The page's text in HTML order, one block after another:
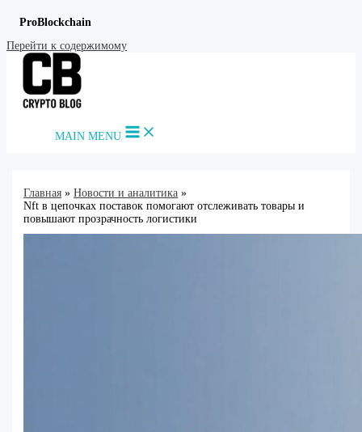
ProBlockchain
Перейти к содержимому
MAIN MENU
Главная
Новости и аналитика
Nft в цепочках поставок помогают отслеживать товары и
повышают прозрачность логистики